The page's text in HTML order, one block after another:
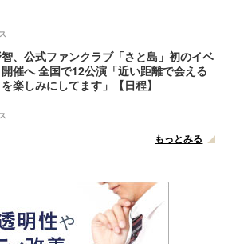
、公式ファンクラブ「さと島」初のイベ
開催へ 全国で12公演「近い距離で会える
楽しみにしてます」【日程】
もっとみる